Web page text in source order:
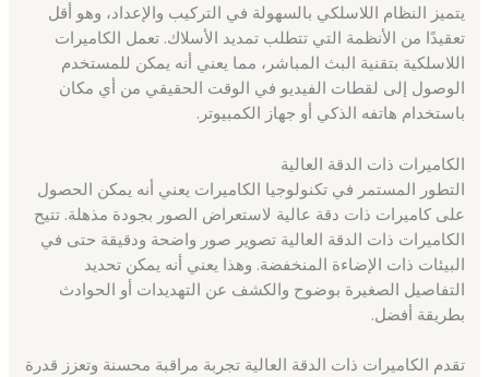
يتميز النظام اللاسلكي بالسهولة في التركيب والإعداد، وهو أقل
تعقيدًا من الأنظمة التي تتطلب تمديد الأسلاك. تعمل الكاميرات
اللاسلكية بتقنية البث المباشر، مما يعني أنه يمكن للمستخدم
الوصول إلى لقطات الفيديو في الوقت الحقيقي من أي مكان
باستخدام هاتفه الذكي أو جهاز الكمبيوتر.
الكاميرات ذات الدقة العالية
التطور المستمر في تكنولوجيا الكاميرات يعني أنه يمكن الحصول
على كاميرات ذات دقة عالية لاستعراض الصور بجودة مذهلة. تتيح
الكاميرات ذات الدقة العالية تصوير صور واضحة ودقيقة حتى في
البيئات ذات الإضاءة المنخفضة. وهذا يعني أنه يمكن تحديد
التفاصيل الصغيرة بوضوح والكشف عن التهديدات أو الحوادث
بطريقة أفضل.
تقدم الكاميرات ذات الدقة العالية تجربة مراقبة محسنة وتعزز قدرة